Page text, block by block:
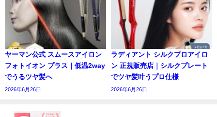
ヤーマン公式 スムースアイロン
フォトイオン プラス｜低温2way
でうるツヤ髪へ
2026年6月26日
ラディアント シルクプロアイロ
ン 正規販売店｜シルクプレート
でツヤ髪叶うプロ仕様
2026年6月26日